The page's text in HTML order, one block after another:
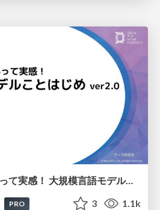
つくって納得、つかって実感！ 大規模言語モデルことはじめ ver2.0
PRO 3 1.1k